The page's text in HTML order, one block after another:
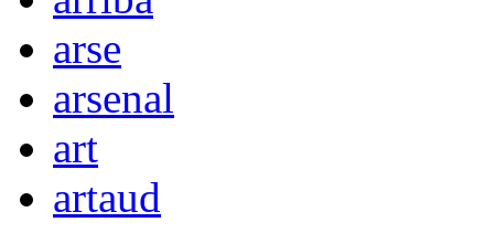
arse
arsenal
art
artaud